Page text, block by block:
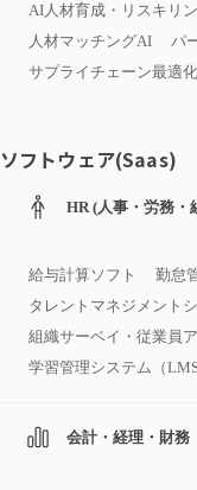
AI人材育成・リスキリ
人材マッチングAI
パ
サプライチェーン最適
ソフトウェア(Saas)
HR (人事・労務・
給与計算ソフト 勤怠
タレントマネジメント
組織サーベイ・従業員
学習管理システム（LMS
会計・経理・財務